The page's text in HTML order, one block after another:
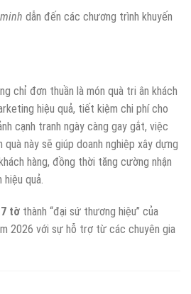
dẫn đến các chương trình khuyến
chỉ đơn thuần là món quà tri ân khách
hiệu quả, tiết kiệm chi phí cho
cạnh tranh ngày càng gay gắt, việc
này sẽ giúp doanh nghiệp xây dựng
hàng, đồng thời tăng cường nhận
quả.
tờ thành “đại sứ thương hiệu” của
2026 với sự hỗ trợ từ các chuyên gia